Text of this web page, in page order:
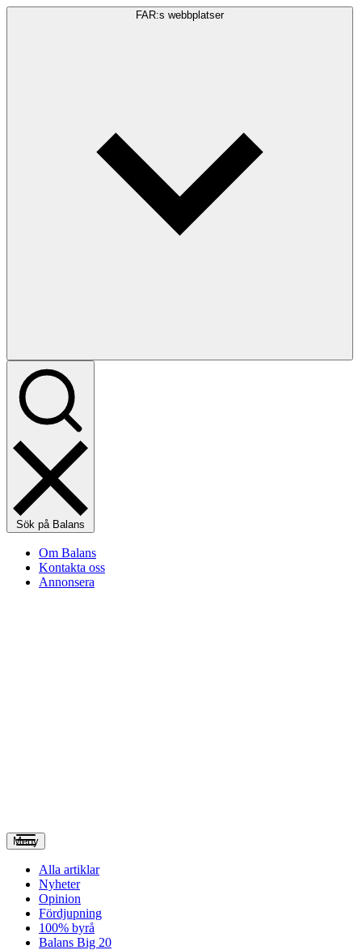
FAR:s webbplatser
Sök på Balans
Om Balans
Kontakta oss
Annonsera
Meny
Alla artiklar
Nyheter
Opinion
Fördjupning
100% byrå
Balans Big 20